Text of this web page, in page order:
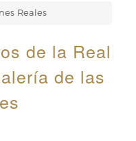
Reales
de la Real
de las